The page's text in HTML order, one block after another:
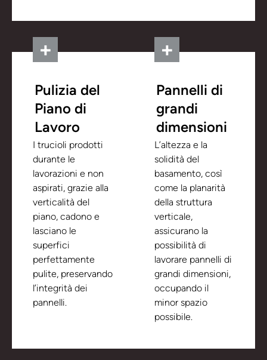
Pulizia del
Piano di
Lavoro
I trucioli prodotti
durante le
lavorazioni e non
aspirati, grazie alla
verticalità del
piano, cadono e
lasciano le
superfici
perfettamente
pulite, preservando
l’integrità dei
pannelli.
Pannelli di
grandi
dimensioni
L’altezza e la
solidità del
basamento, così
come la planarità
della struttura
verticale,
assicurano la
possibilità di
lavorare pannelli di
grandi dimensioni,
occupando il
minor spazio
possibile.